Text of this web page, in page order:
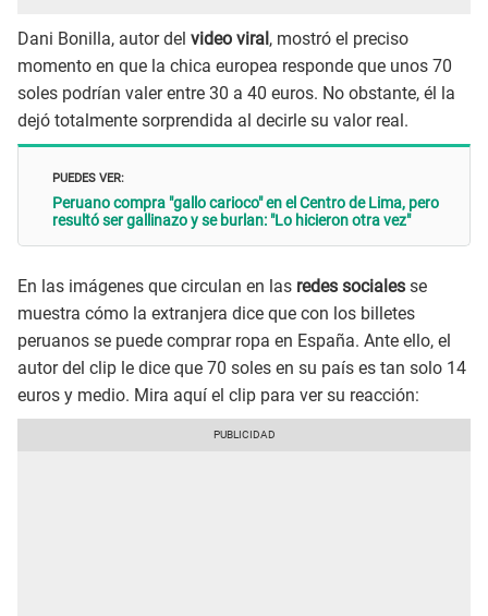
Dani Bonilla, autor del video viral, mostró el preciso
momento en que la chica europea responde que unos 70
soles podrían valer entre 30 a 40 euros. No obstante, él la
dejó totalmente sorprendida al decirle su valor real.
PUEDES VER:
Peruano compra "gallo carioco" en el Centro de Lima, pero
resultó ser gallinazo y se burlan: "Lo hicieron otra vez"
En las imágenes que circulan en las redes sociales se
muestra cómo la extranjera dice que con los billetes
peruanos se puede comprar ropa en España. Ante ello, el
autor del clip le dice que 70 soles en su país es tan solo 14
euros y medio. Mira aquí el clip para ver su reacción: